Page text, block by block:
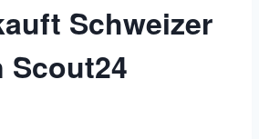
Schweizer
Scout24